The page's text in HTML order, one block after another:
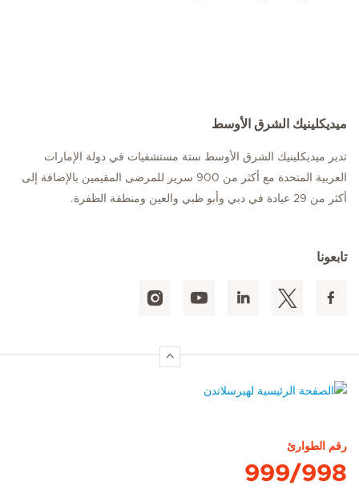
ميديكلينيك الشرق الأوسط
تدير ميديكلينيك الشرق الأوسط ستة مستشفيات في دولة الإمارات
العربية المتحدة مع أكثر من 900 سرير للمرضى المقيمين بالإضافة إلى
أكثر من 29 عيادة في دبي وأبو ظبي والعين ومنطقة الظفرة.
تابعونا
رقم الطوارئ
999/998